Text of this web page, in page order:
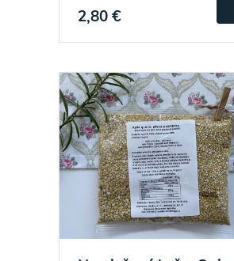
2,80 €